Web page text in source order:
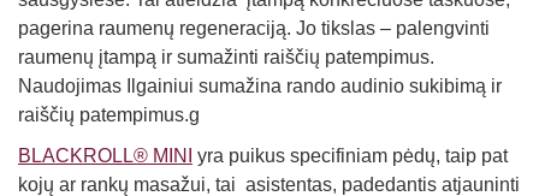
pagerina raumenų regeneraciją. Jo tikslas – palengvinti
raumenų įtampą ir sumažinti raiščių patempimus.
Naudojimas Ilgainiui sumažina rando audinio sukibimą ir
raiščių patempimus.g
BLACKROLL® MINI
yra puikus specifiniam pėdų, taip pat
kojų ar rankų masažui, tai asistentas, padedantis atjauninti